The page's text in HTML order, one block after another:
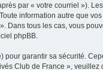
par « votre courriel »).
information autre que
Dans tous les cas, vous
phpBB.
pour garantir sa sécurité.
Club de France »,